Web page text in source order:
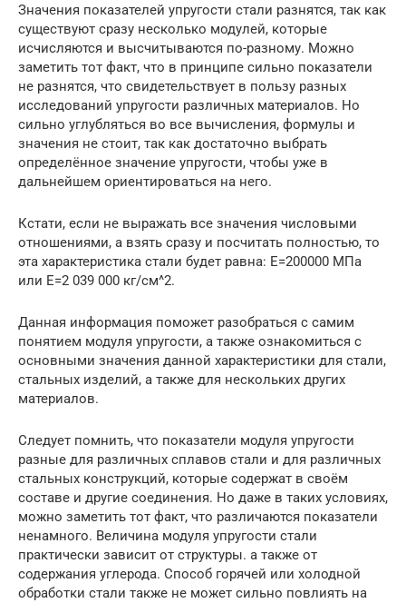
Значения показателей упругости стали разнятся, так как
существуют сразу несколько модулей, которые
исчисляются и высчитываются по-разному. Можно
заметить тот факт, что в принципе сильно показатели
не разнятся, что свидетельствует в пользу разных
исследований упругости различных материалов. Но
сильно углубляться во все вычисления, формулы и
значения не стоит, так как достаточно выбрать
определённое значение упругости, чтобы уже в
дальнейшем ориентироваться на него.
Кстати, если не выражать все значения числовыми
отношениями, а взять сразу и посчитать полностью, то
эта характеристика стали будет равна: Е=200000 МПа
или Е=2 039 000 кг/см^2.
Данная информация поможет разобраться с самим
понятием модуля упругости, а также ознакомиться с
основными значения данной характеристики для стали,
стальных изделий, а также для нескольких других
материалов.
Следует помнить, что показатели модуля упругости
разные для различных сплавов стали и для различных
стальных конструкций, которые содержат в своём
составе и другие соединения. Но даже в таких условиях,
можно заметить тот факт, что различаются показатели
ненамного. Величина модуля упругости стали
практически зависит от структуры. а также от
содержания углерода. Способ горячей или холодной
обработки стали также не может сильно повлиять на